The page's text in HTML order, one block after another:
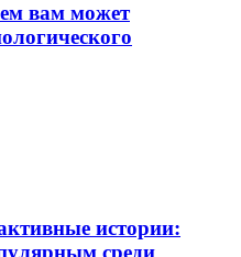
вам может
истории:
среди